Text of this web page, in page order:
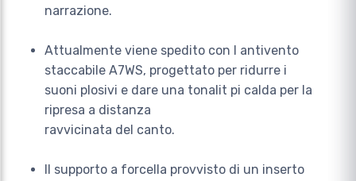
narrazione.
Attualmente viene spedito con l antivento
staccabile A7WS, progettato per ridurre i
suoni plosivi e dare una tonalit pi calda per la
ripresa a distanza
ravvicinata del canto.
Il supporto a forcella provvisto di un inserto